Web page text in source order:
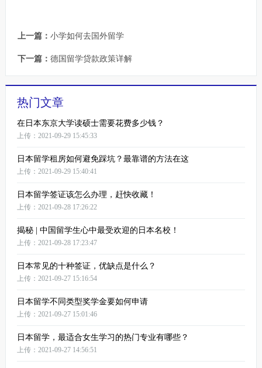
上一篇： 小学如何去国外留学
下一篇： 德国留学贷款政策详解
热门文章
在日本东京大学读硕士需要花费多少钱？
上传：2021-09-29 15:45:33
日本留学租房如何避免踩坑？最靠谱的方法在这
上传：2021-09-29 15:40:41
日本留学签证该怎么办理，赶快收藏！
上传：2021-09-28 17:26:22
揭秘 | 中国留学生心中最受欢迎的日本名校！
上传：2021-09-28 17:23:47
日本常见的十种签证，优缺点是什么？
上传：2021-09-27 15:16:54
日本留学不同类型奖学金要如何申请
上传：2021-09-27 15:01:46
日本留学，最适合女生学习的热门专业有哪些？
上传：2021-09-27 14:56:51